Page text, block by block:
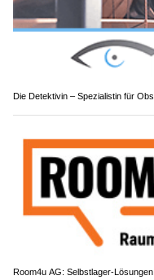
Die Detektivin – Spezialistin für
Room4u AG: Selbstlager-